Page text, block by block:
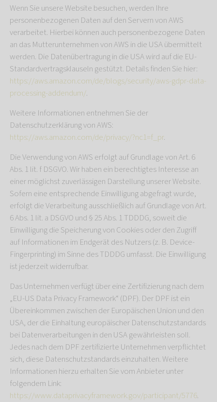
Wenn Sie unsere Website besuchen, werden Ihre
personenbezogenen Daten auf den Servern von AWS
verarbeitet. Hierbei können auch personenbezogene Daten
an das Mutterunternehmen von AWS in die USA übermittelt
werden. Die Datenübertragung in die USA wird auf die EU-
Standardvertragsklauseln gestützt. Details finden Sie hier:
https://aws.amazon.com/de/blogs/security/aws-gdpr-data-
processing-addendum/.
Weitere Informationen entnehmen Sie der
Datenschutzerklärung von AWS:
https://aws.amazon.com/de/privacy/?nc1=f_pr.
Die Verwendung von AWS erfolgt auf Grundlage von Art. 6
Abs. 1 lit. f DSGVO. Wir haben ein berechtigtes Interesse an
einer möglichst zuverlässigen Darstellung unserer Website.
Sofern eine entsprechende Einwilligung abgefragt wurde,
erfolgt die Verarbeitung ausschließlich auf Grundlage von Art.
6 Abs. 1 lit. a DSGVO und § 25 Abs. 1 TDDDG, soweit die
Einwilligung die Speicherung von Cookies oder den Zugriff
auf Informationen im Endgerät des Nutzers (z. B. Device-
Fingerprinting) im Sinne des TDDDG umfasst. Die Einwilligung
ist jederzeit widerrufbar.
Das Unternehmen verfügt über eine Zertifizierung nach dem
„EU-US Data Privacy Framework“ (DPF). Der DPF ist ein
Übereinkommen zwischen der Europäischen Union und den
USA, der die Einhaltung europäischer Datenschutzstandards
bei Datenverarbeitungen in den USA gewährleisten soll.
Jedes nach dem DPF zertifizierte Unternehmen verpflichtet
sich, diese Datenschutzstandards einzuhalten. Weitere
Informationen hierzu erhalten Sie vom Anbieter unter
folgendem Link:
https://www.dataprivacyframework.gov/participant/5776.